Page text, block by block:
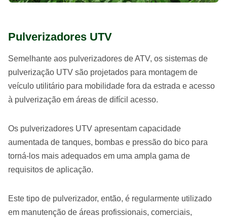
Pulverizadores UTV
Semelhante aos pulverizadores de ATV, os sistemas de
pulverização UTV são projetados para montagem de
veículo utilitário para mobilidade fora da estrada e acesso
à pulverização em áreas de difícil acesso.
Os pulverizadores UTV apresentam capacidade
aumentada de tanques, bombas e pressão do bico para
torná-los mais adequados em uma ampla gama de
requisitos de aplicação.
Este tipo de pulverizador, então, é regularmente utilizado
em manutenção de áreas profissionais, comerciais,